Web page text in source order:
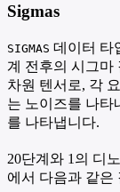
Sigmas
SIGMAS 데이터 타
계 전후의 시그마
차원 텐서로, 각
는 노이즈를 나타
를 나타냅니다.
20단계와 1의 디
에서 다음과 같은